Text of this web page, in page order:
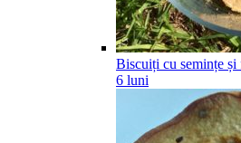
Biscuiți cu semințe și
6 luni